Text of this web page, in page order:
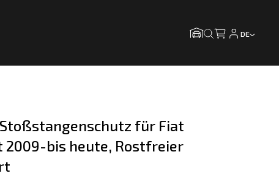
DE
für Fiat
2009-bis heute, Rostfreier